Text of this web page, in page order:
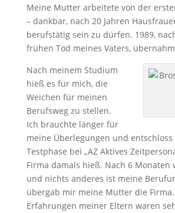
Meine Mutter arbeitete von der
– dankbar, nach 20 Jahren
berufstätig sein zu dürfen. 1989,
frühen Tod meines Vaters,
Nach meinem Studium
hieß es für mich, die
Weichen für meinen
Berufsweg zu stellen.
Ich brauchte länger für
meine Überlegungen und
Testphase bei „AZ Aktives
Firma damals hieß. Nach 6 Monaten
und nichts anderes ist meine
übergab mir meine Mutter die
Erfahrungen meiner Eltern waren